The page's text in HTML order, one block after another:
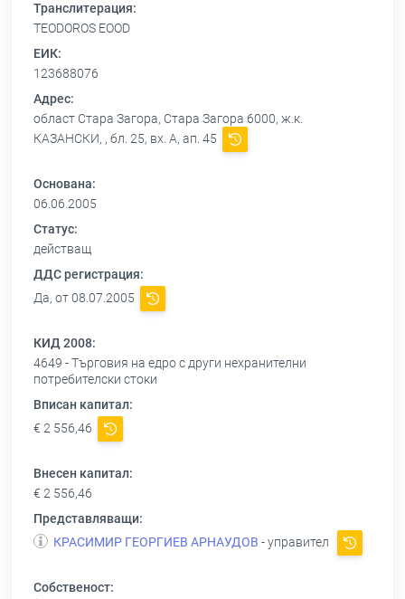
Транслитерация:
TEODOROS EOOD
ЕИК:
123688076
Адрес:
област Стара Загора, Стара Загора 6000, ж.к.
КАЗАНСКИ, , бл. 25, вх. А, ап. 45
Основана:
06.06.2005
Статус:
действащ
ДДС регистрация:
Да, от 08.07.2005
КИД 2008:
4649 - Търговия на едро с други нехранителни
потребителски стоки
Вписан капитал:
€ 2 556,46
Внесен капитал:
€ 2 556,46
Представляващи:
КРАСИМИР ГЕОРГИЕВ АРНАУДОВ - управител
Собственост: